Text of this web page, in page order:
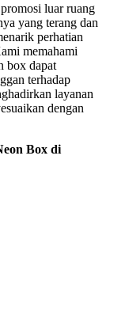
luar ruang
yang terang dan
perhatian
memahami
box dapat
terhadap
layanan
dengan
Box di